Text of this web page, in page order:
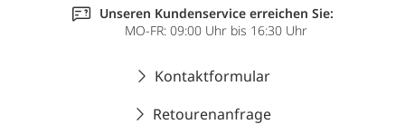
Unseren Kundenservice erreichen Sie:
MO-FR: 09:00 Uhr bis 16:30 Uhr
Kontaktformular
Retourenanfrage